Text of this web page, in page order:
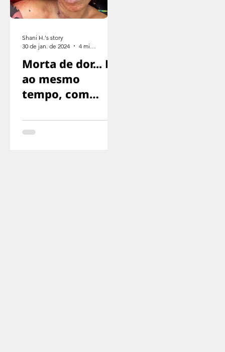
Morta de dor... E
ao mesmo
tempo, com
com medo de
que nos
Shani H.'s story
30 de jan. de 2024